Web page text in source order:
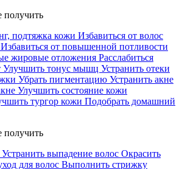
получить
подтяжка кожи Избавиться от волос
Избавиться от повышенной потливости
жировые отложения Расслабиться
Улучшить тонус мышц Устранить отеки
Убрать пигментацию Устранить акне
Улучшить состояние кожи
тургор кожи Подобрать домашний
получить
Устранить выпадение волос Окрасить
для волос Выполнить стрижку